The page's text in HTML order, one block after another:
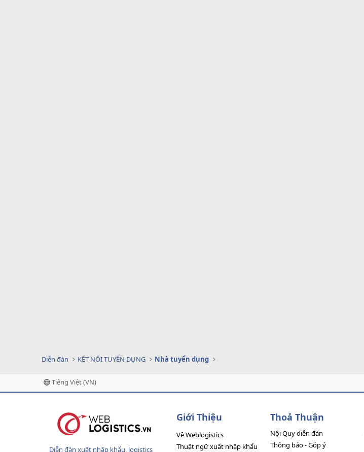
Diễn đàn KẾT NỐI TUYỂN DỤNG Nhà tuyển dụng
Tiếng Việt (VN)
Diễn đàn xuất nhập khẩu, logistics
Giới Thiệu
Về Weblogistics
Thuật ngữ xuất nhập khẩu
Thoả Thuận
Nội Quy diễn đàn
Thông báo - Góp ý